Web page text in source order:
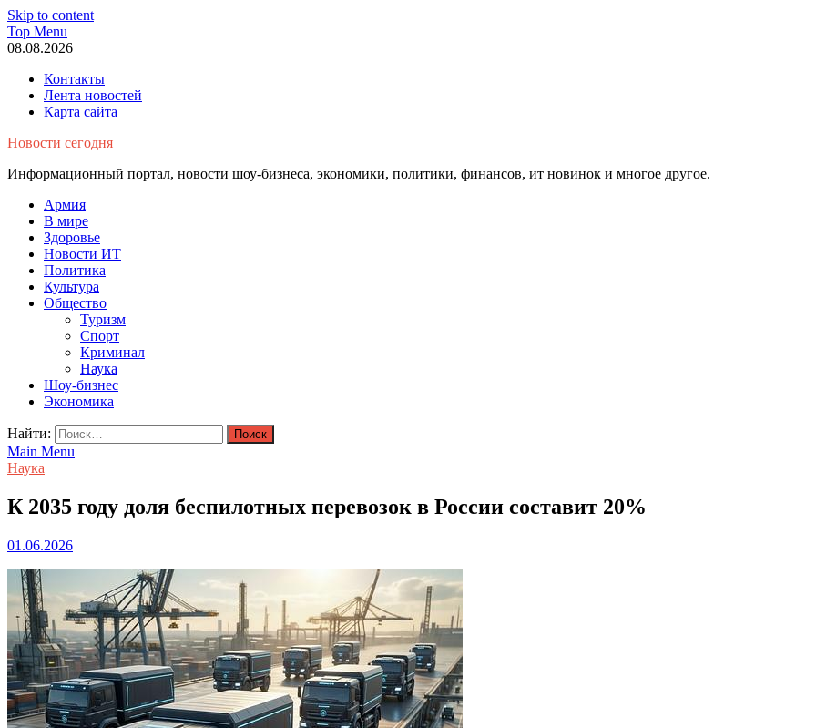
Skip to content
Top Menu
08.08.2026
Контакты
Лента новостей
Карта сайта
Новости сегодня
Информационный портал, новости шоу-бизнеса, экономики, политики, финансов, ит новинок и многое другое.
Армия
В мире
Здоровье
Новости ИТ
Политика
Культура
Общество
Туризм
Спорт
Криминал
Наука
Шоу-бизнес
Экономика
Найти:
Main Menu
Наука
К 2035 году доля беспилотных перевозок в России составит 20%
01.06.2026